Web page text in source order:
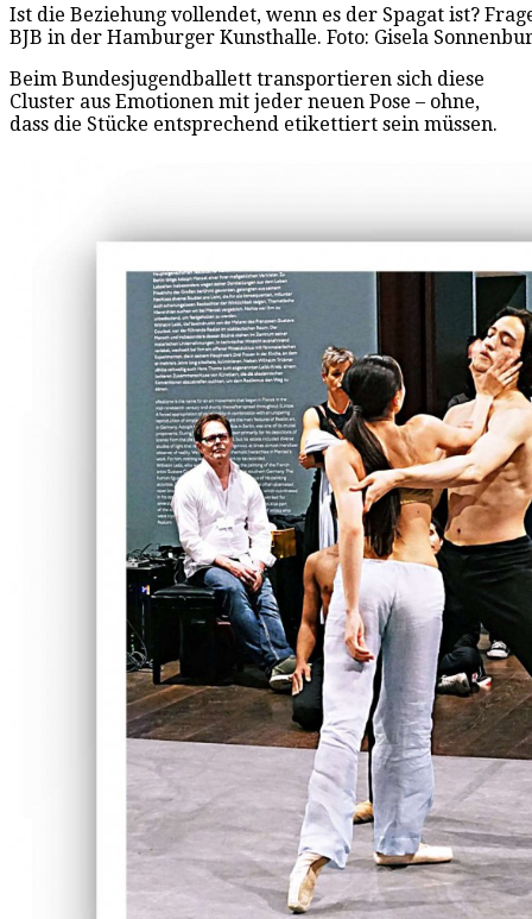
Ist die Beziehung vollendet, wenn es der Spagat ist?
BJB in der Hamburger Kunsthalle. Foto: Gisela
Beim Bundesjugendballett transportieren sich diese
Cluster aus Emotionen mit jeder neuen Pose – ohne,
dass die Stücke entsprechend etikettiert sein müssen.